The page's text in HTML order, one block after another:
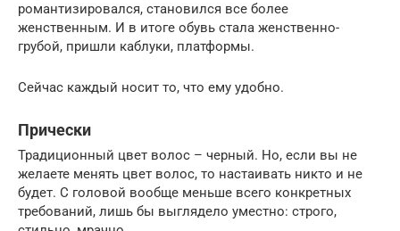
романтизировался, становился все более
женственным. И в итоге обувь стала женственно-
грубой, пришли каблуки, платформы.
Сейчас каждый носит то, что ему удобно.
Прически
Традиционный цвет волос – черный. Но, если вы не
желаете менять цвет волос, то настаивать никто и не
будет. С головой вообще меньше всего конкретных
требований, лишь бы выглядело уместно: строго,